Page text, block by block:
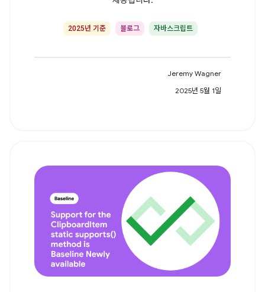
2025년 기준 블로그 자바스크립트
Jeremy Wagner
2025년 5월 1일